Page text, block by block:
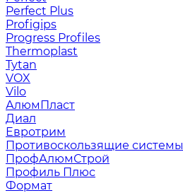
Perfect Plus
Profigips
Progress Profiles
Thermoplast
Tytan
VOX
Vilo
АлюмПласт
Диал
Евротрим
Противоскользящие системы
ПрофАлюмСтрой
Профиль Плюс
Формат